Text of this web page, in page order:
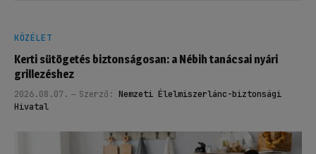
KÖZÉLET
Kerti sütögetés biztonságosan: a Nébih tanácsai nyári
grillezéshez
2026.08.07. Szerző: Nemzeti Élelmiszerlánc-biztonsági
Hivatal